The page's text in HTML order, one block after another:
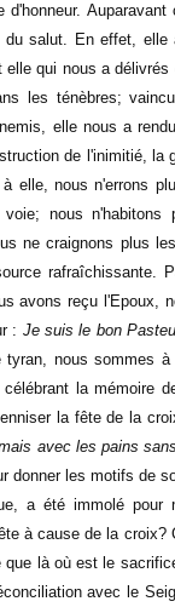
du salut. En effet,
elle qui nous a
les ténèbres;
elle nous a
de l'inimitié, la
elle, nous n'errons
nous n'habitons
ne craignons plus
rafraîchissante.
avons reçu l'Epoux,
: Je suis le bon
tyran, nous sommes
la mémoire
la fête de la
avec les pains
donner les motifs de
a été immolé pour
à cause de la croix?
là où est le
avec le